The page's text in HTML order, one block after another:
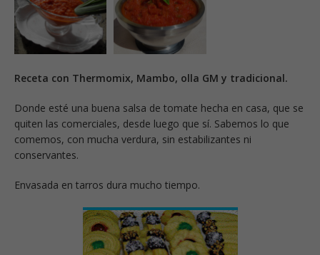
Receta con Thermomix, Mambo, olla GM y tradicional.
Donde esté una buena salsa de tomate hecha en casa, que se
quiten las comerciales, desde luego que sí. Sabemos lo que
comemos, con mucha verdura, sin estabilizantes ni
conservantes.
Envasada en tarros dura mucho tiempo.